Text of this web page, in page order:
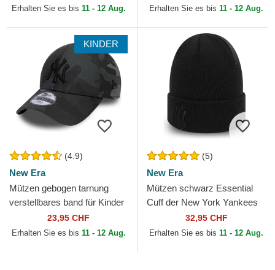
Pirates MLB von New Era
Erhalten Sie es bis 11 - 12 Aug. von New Era
Erhalten Sie es bis 11 - 12 Aug.
KINDER
(4.9)
New Era
Mützen gebogen tarnung
verstellbares band für Kinder
9FORTY League Essential
der New York Yankees...
23,95 CHF
Erhalten Sie es bis 11 - 12 Aug.
(5)
New Era
Mützen schwarz Essential
Cuff der New York Yankees
MLB von New Era
32,95 CHF
Erhalten Sie es bis 11 - 12 Aug.